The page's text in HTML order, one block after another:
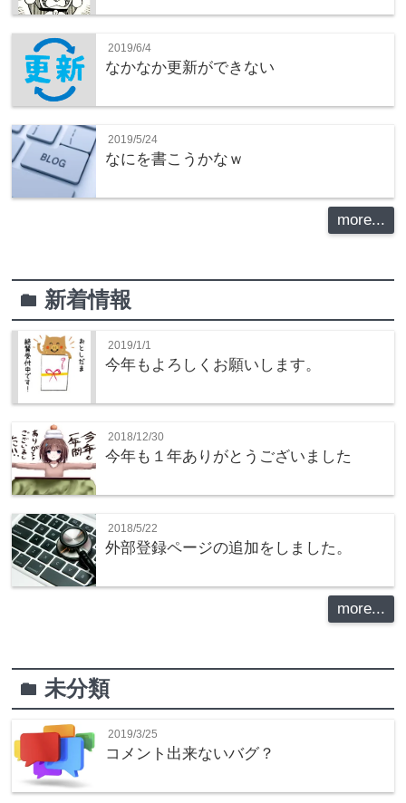
2019/6/4
なかなか更新ができない
2019/5/24
なにを書こうかなｗ
more...
folder 新着情報
2019/1/1
今年もよろしくお願いします。
2018/12/30
今年も１年ありがとうございました
2018/5/22
外部登録ページの追加をしました。
more...
folder未分類
2019/3/25
コメント出来ないバグ？